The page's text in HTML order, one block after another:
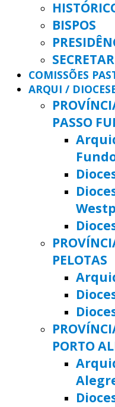
BISPOS
COMISSÕES
ARQUI /
PASSO
PELOTAS
PORTO